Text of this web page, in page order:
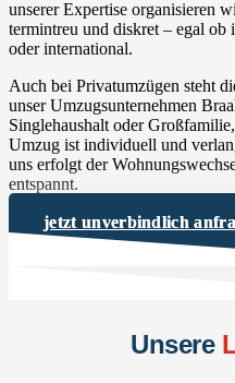
unserer Expertise organisieren
termintreu und diskret – egal ob
oder international.
Auch bei Privatumzügen steht
unser Umzugsunternehmen
Singlehaushalt oder
Umzug ist individuell und
uns erfolgt der
entspannt.
jetzt unverbindlich
Unsere